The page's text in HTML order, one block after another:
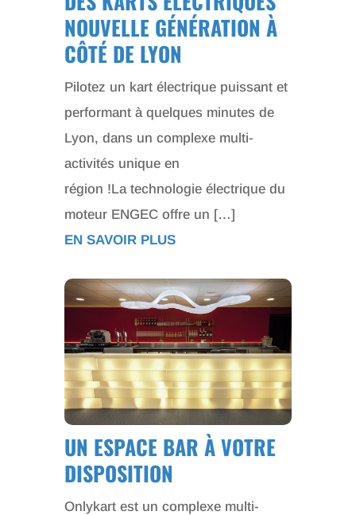
NOUVELLE GÉNÉRATION À
CÔTÉ DE LYON
Pilotez un kart électrique puissant et
performant à quelques minutes de
Lyon, dans un complexe multi-
activités unique en
région !La technologie électrique du
moteur ENGEC offre un […]
EN SAVOIR PLUS
UN ESPACE BAR À VOTRE
DISPOSITION
Onlykart est un complexe multi-